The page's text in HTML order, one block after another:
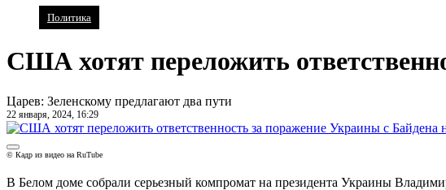
Политика
США хотят переложить
Царев: Зеленскому предлагают два пути
22 января, 2024, 16:29
© Кадр из видео на RuTube
В Белом доме собрали серьезный компромат на президента Украины